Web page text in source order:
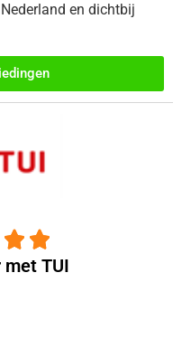
en dichtbij
 
TUI